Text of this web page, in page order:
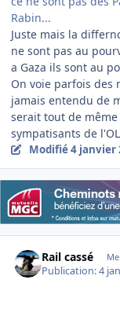
Rabin...
Juste mais la
ne sont pas au
a Gaza ils sont au
On voie parfois des
jamais entendu de
serait tout de
sympatisants de
Modifié4 janvier
Rail cassé
Publication:4